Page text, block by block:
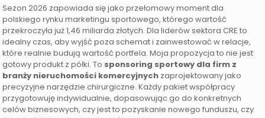
Sezon 2026 zapowiada się jako przełomowy moment dla
polskiego rynku marketingu sportowego, którego wartość
przekroczyła już 1,46 miliarda złotych. Dla liderów sektora CRE to
idealny czas, aby wyjść poza schemat i zainwestować w relacje,
które realnie budują wartość portfela. Moja propozycja to nie jest
gotowy produkt z półki. To sponsoring sportowy dla firm z
branży nieruchomości komercyjnych zaprojektowany jako
precyzyjne narzędzie chirurgiczne. Każdy pakiet współpracy
przygotowuję indywidualnie, dopasowując go do konkretnych
celów biznesowych, czy jest to pozyskanie nowego funduszu, czy